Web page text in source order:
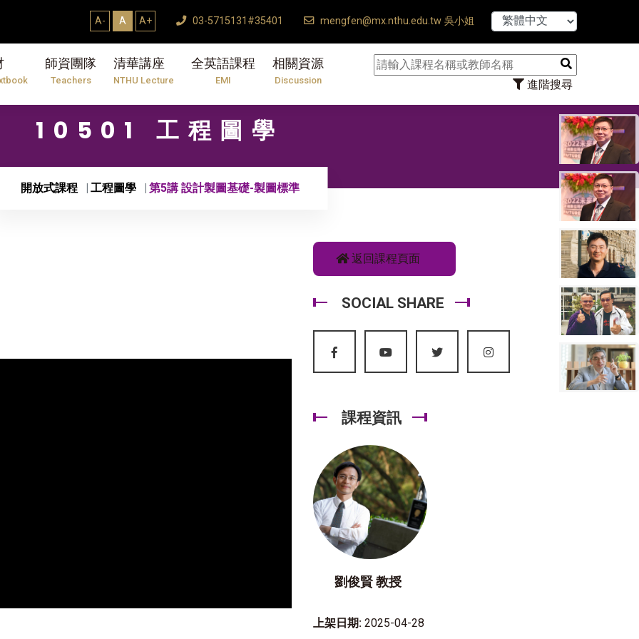
A- A A+ 03-5715131#35401 mengfen@mx.nthu.edu.tw 吳小姐
師資團隊
Teachers
清華講座
NTHU Lecture
全英語課程
EMI
相關資源
Discussion 進階搜尋
【7/31】114學年度
10501 工程圖學
開放式課程 工程圖學 第5講 設計製圖基礎-製圖標準
返回課程頁面
SOCIAL SHARE
課程資訊
劉俊賢 教授
上架日期: 2025-04-28